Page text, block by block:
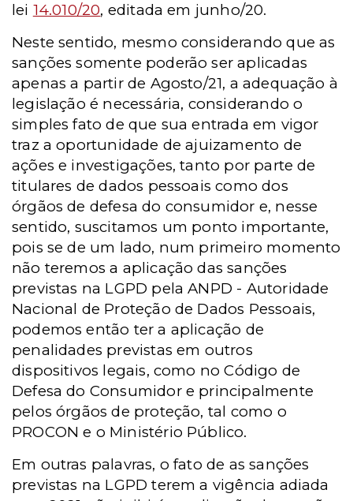
lei 14.010/20, editada em junho/20.
Neste sentido, mesmo considerando que as
sanções somente poderão ser aplicadas
apenas a partir de Agosto/21, a adequação à
legislação é necessária, considerando o
simples fato de que sua entrada em vigor
traz a oportunidade de ajuizamento de
ações e investigações, tanto por parte de
titulares de dados pessoais como dos
órgãos de defesa do consumidor e, nesse
sentido, suscitamos um ponto importante,
pois se de um lado, num primeiro momento
não teremos a aplicação das sanções
previstas na LGPD pela ANPD - Autoridade
Nacional de Proteção de Dados Pessoais,
podemos então ter a aplicação de
penalidades previstas em outros
dispositivos legais, como no Código de
Defesa do Consumidor e principalmente
pelos órgãos de proteção, tal como o
PROCON e o Ministério Público.
Em outras palavras, o fato de as sanções
previstas na LGPD terem a vigência adiada